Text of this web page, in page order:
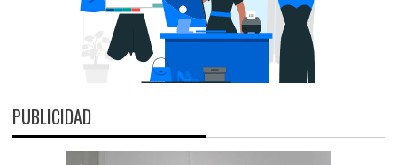
PUBLICIDAD